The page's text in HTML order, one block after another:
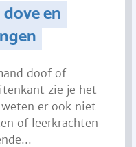
en
doof of
zie je het
er ook niet
of leerkrachten